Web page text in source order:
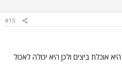
#15
אוכלת ביצים ולכן היא יכולה לאכול